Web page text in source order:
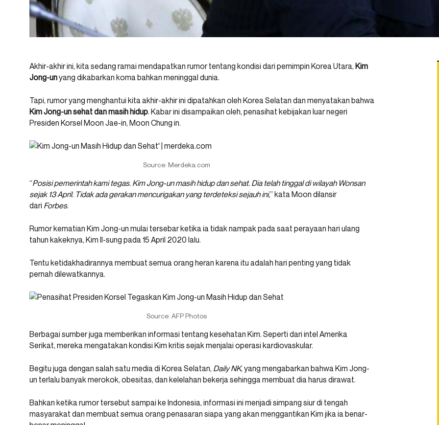
Akhir-akhir ini, kita sedang ramai mendapatkan rumor tentang kondisi dari pemimpin Korea Utara, Kim
Jong-unyang dikabarkan koma bahkan meninggal dunia.
Tapi, rumor yang menghantui kita akhir-akhir ini dipatahkan oleh Korea Selatan dan menyatakan bahwa
Kim Jong-un sehat dan masih hidup. Kabar ini disampaikan oleh, penasihat kebijakan luar negeri
Presiden Korsel Moon Jae-in, Moon Chung in.
Source: Merdeka.com
“Posisi pemerintah kami tegas. Kim Jong-un masih hidup dan sehat. Dia telah tinggal di wilayah Wonsan
sejak 13 April. Tidak ada gerakan mencurigakan yang terdeteksi sejauh ini,” kata Moon dilansir
dari Forbes.
Rumor kematian Kim Jong-un mulai tersebar ketika ia tidak nampak pada saat perayaan hari ulang
tahun kakeknya, Kim Il-sung pada 15 April 2020 lalu.
Tentu ketidakhadirannya membuat semua orang heran karena itu adalah hari penting yang tidak
pernah dilewatkannya.
Source: AFP Photos
Berbagai sumber juga memberikan informasi tentang kesehatan Kim. Seperti dari intel Amerika
Serikat, mereka mengatakan kondisi Kim kritis sejak menjalai operasi kardiovaskular.
Begitu juga dengan salah satu media di Korea Selatan, Daily NK, yang mengabarkan bahwa Kim Jong-
un terlalu banyak merokok, obesitas, dan kelelahan bekerja sehingga membuat dia harus dirawat.
Bahkan ketika rumor tersebut sampai ke Indonesia, informasi ini menjadi simpang siur di tengah
masyarakat dan membuat semua orang penasaran siapa yang akan menggantikan Kim jika ia benar-